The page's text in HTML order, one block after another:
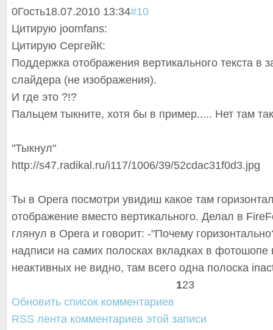
0Гость18.07.2010 13:34#10
Цитирую joomfans:
Цитирую СергейК:
Поддержка отображения вертикального текста в
слайдера (не изображения).
И где это ?!?
Пальцем тыкните, хотя бы в пример..... Нет там
"Тыкнул"
http://s47.radikal.ru/i117/1006/39/52cdac31f0d3.jpg
Ты в Opera посмотри увидиш какое там
отображение вместо вертикального. Делал в
глянул в Opera и говорит: -"Почему
надписи на самих полосках вкладках в фотошопе
неактивных не видно, там всего одна полоска
123
Обновить список комментариев
RSS лента комментариев этой записи